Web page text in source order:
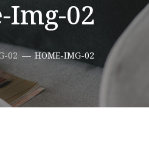
Img-02
02 HOME-IMG-02